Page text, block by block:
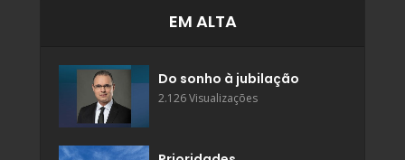
EM ALTA
Do sonho à jubilação
2.126 Visualizações